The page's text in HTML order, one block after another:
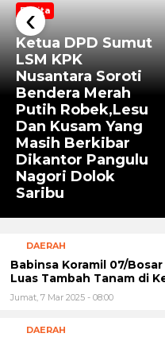
Berita
Ketua DPD Sumut
LSM KPK
Nusantara Soroti
Bendera Merah
Putih Robek,Lesu
Dan Kusam Yang
Masih Berkibar
Dikantor Pangulu
Nagori Dolok
Saribu
‹
DAERAH
Babinsa Koramil 07/
Luas Tambah Tanam di
Jumat, 7 Mar 2025 - 08:00
DAERAH